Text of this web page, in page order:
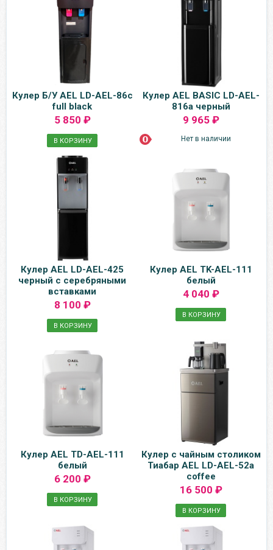
Кулер Б/У AEL LD-AEL-86c
full black
5 850 ₽
В КОРЗИНУ
Кулер AEL BASIC LD-AEL-
816a черный
9 965 ₽
Нет в наличии
Кулер AEL LD-AEL-425
черный с серебряными
вставками
8 100 ₽
В КОРЗИНУ
Кулер AEL TK-AEL-111
белый
4 040 ₽
В КОРЗИНУ
Кулер AEL TD-AEL-111
белый
6 200 ₽
В КОРЗИНУ
Кулер с чайным столиком
Тиабар AEL LD-AEL-52a
coffee
16 500 ₽
В КОРЗИНУ